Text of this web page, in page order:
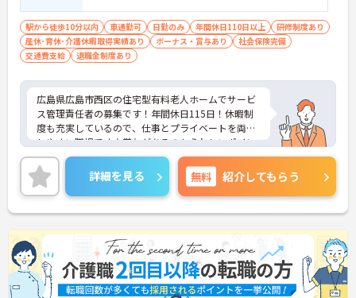
高く、急なシフト変更や無理な長時間勤務が発生し
にくい人員体制です
・訪問スケジュールに沿って施設内でのケアを行う
ため、月平均の残業時間は5時間から7時間程度とか
・夜勤明けの翌日は原則としてお休みとなるシフト
編成が組まれており、しっかりと休息を取りながら
長期的な就業が可能です
＜評価制度でキャリアアップ＞
・介護福祉士や初任者研修などの資格や実務経験、
夜勤回数がしっかりと給与に反映されるためモチベ
ーションを維持できます
・年次を問わずリーダーや主任などのマネジメント
キャリア形成が可能です
駅から徒歩10分以内 車通勤可 日勤のみ 年間休日110日以上
研修制度あり
産休･育休･介護休暇取得実績あり
ボーナス・賞与あり
社会保険完備
交通費支給
退職金制度あり
広島県広島市西区の住宅型有料老人ホームでサービ
ス管理責任者の募集です！年間休日115日！休暇制
度も充実しているので、仕事とプライベートを両立
しやすい職場です♪賞与があるのもうれしいポイン
ト♪ご興味のある方は、面接ポイントをお伝えしま
すので、お気軽にご連絡ください。
詳細を見る 無料 紹介してもらう